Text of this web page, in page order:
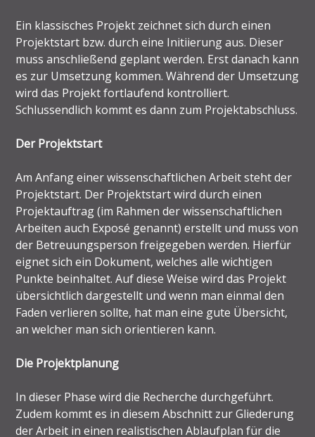
Ein klassisches Projekt zeichnet sich durch einen
Projektstart bzw. durch eine Initiierung aus. Dieser
muss anschließend geplant werden. Erst danach kann
es zur Umsetzung kommen. Während der Umsetzung
wird das Projekt fortlaufend kontrolliert.
Schlussendlich kommt es dann zum Projektabschluss.
Der Projektstart
Am Anfang einer wissenschaftlichen Arbeit steht der
Projektstart. Der Projektstart wird durch einen
Projektauftrag (im Rahmen der wissenschaftlichen
Arbeiten auch Exposé genannt) erstellt und muss von
der Betreuungsperson freigegeben werden. Hierfür
eignet sich ein Dokument, welches alle wichtigen
Punkte beinhaltet. Auf diese Weise wird das Projekt
übersichtlich dargestellt und wenn man einmal den
Faden verlieren sollte, hat man eine gute Übersicht,
an welcher man sich orientieren kann.
Die Projektplanung
In dieser Phase wird die Recherche durchgeführt.
Zudem kommt es in diesem Abschnitt zur Gliederung
der Arbeit in einen realistischen Ablaufplan für die